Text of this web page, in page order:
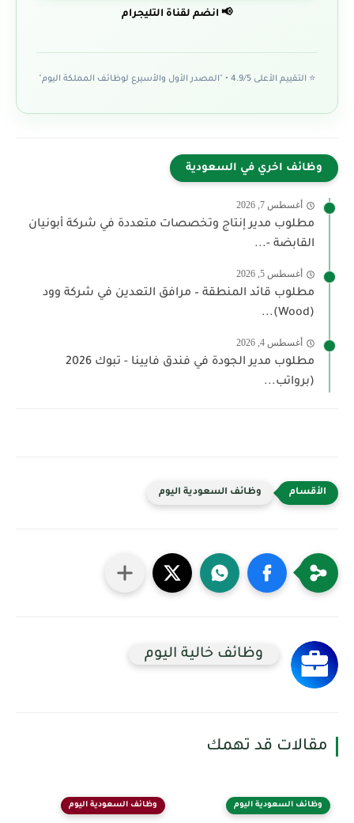
📢 انضم لقناة التليجرام
⭐ التقييم الأعلى 4.9/5 • "المصدر الأول والأسيرع لوظائف المملكة اليوم"
وظائف اخري في السعودية
أغسطس 7, 2026
مطلوب مدير إنتاج وتخصصات متعددة في شركة أبونيان
القابضة -...
أغسطس 5, 2026
مطلوب قائد المنطقة – مرافق التعدين في شركة وود
(Wood)...
أغسطس 4, 2026
مطلوب مدير الجودة في فندق فايينا - تبوك 2026
(برواتب...
وظائف السعودية اليوم
وظائف خالية اليوم
مقالات قد تهمك
وظائف السعودية اليوم وظائف السعودية اليوم